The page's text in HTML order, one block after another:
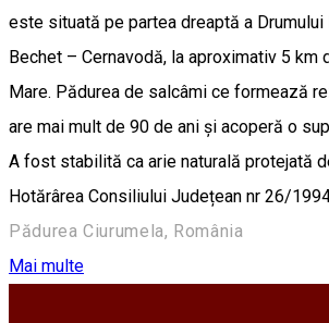
este situată pe partea dreaptă a Drumului
Bechet – Cernavodă, la aproximativ 5 km
Mare. Pădurea de salcâmi ce formează
are mai mult de 90 de ani şi acoperă o
A fost stabilită ca arie naturală protejată
Hotărârea Consiliului Județean nr 26/
Pădurea Ciurumela, România
Mai multe